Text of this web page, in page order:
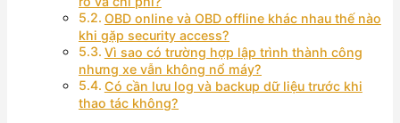
OBD online và OBD offline khác nhau thế nào
khi gặp security access?
Vì sao có trường hợp lập trình thành công
nhưng xe vẫn không nổ máy?
Có cần lưu log và backup dữ liệu trước khi
thao tác không?